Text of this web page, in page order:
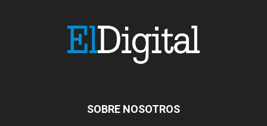
SOBRE NOSOTROS